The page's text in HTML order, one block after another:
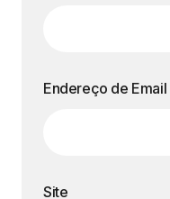
Endereço de Email
Site